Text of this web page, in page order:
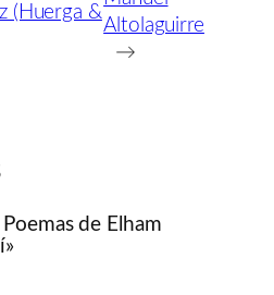
(Huerga &
Altolaguirre
→
de Elham